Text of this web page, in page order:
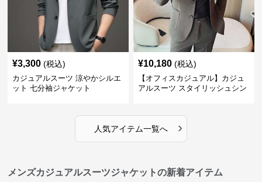
¥3,300 (税込)
カジュアルスーツ 涼やかシルエ
ット 七分袖ジャケット
¥10,180 (税込)
【オフィスカジュアル】カジュ
アルスーツ スタイリッシュシン
人気アイテム一覧へ ›
メンズカジュアルスーツジャケットの新着アイテム